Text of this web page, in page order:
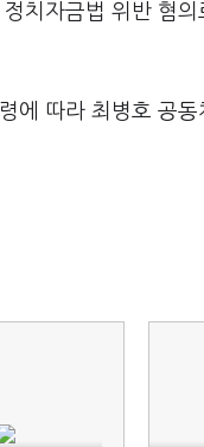
치자금법 위반 혐의
에 따라 최병호 공동